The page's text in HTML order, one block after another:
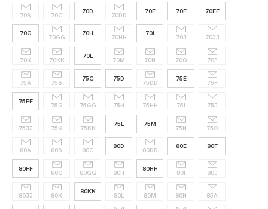
70B 70C
70D
70DD
70E 70F 70FF
70G
70GG
70H
70HH
70I
70J 70JJ
70K 70KK
70L
70M 70N 70O 70P
75A 75B
75C 75D
75DD
75E
75F
75FF
75G 75GG 75H 75HH 75I 75J
75JJ 75K 75KK
75L 75M
75N 75O
80A 80B 80C
80D
80DD
80E 80F
80FF
80G 80GG 80H
80HH
80I 80J
80JJ 80K
80KK
80L 80M 80N 85A